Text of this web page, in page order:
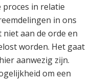
proces in relatie
in ons
niet aan de orde en
worden. Het gaat
aanwezig zijn.
om een